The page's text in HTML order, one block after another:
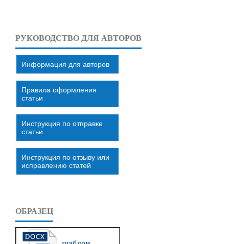
РУКОВОДСТВО ДЛЯ АВТОРОВ
Информация для авторов
Правила оформления
статьи
Инструкция по отправке
статьи
Инструкция по отзыву или
исправлению статей
ОБРАЗЕЦ